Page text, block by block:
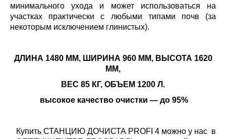
минимального ухода и может использоваться на
участках практически с любыми типами почв (за
некоторым исключением глинистых).
ДЛИНА 1480 ММ, ШИРИНА 960 ММ, ВЫСОТА 1620
ММ,
ВЕС 85 КГ, ОБЪЕМ 1200 Л.
высокое качество очистки — до 95%
Купить СТАНЦИЮ ДОЧИСТА PROFI 4 можно у нас в